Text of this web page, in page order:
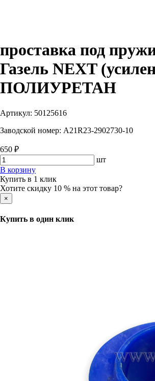
проставка под
Газель NEXT
ПОЛИУРЕТАН
Артикул: 50125616
Заводской номер: A21R23-2902730-10
650 ₽
шт
В корзину
Купить в 1 клик
Хотите скидку 10 % на этот товар?
×
Купить в один клик